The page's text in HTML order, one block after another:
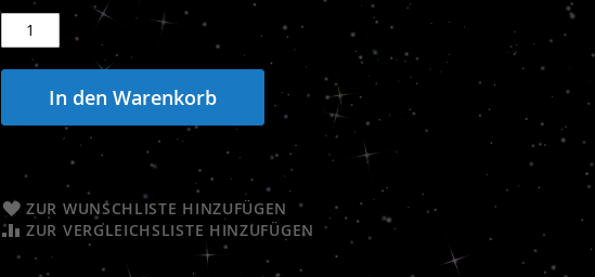
In den Warenkorb
ZUR WUNSCHLISTE HINZUFÜGEN
ZUR VERGLEICHSLISTE HINZUFÜGEN